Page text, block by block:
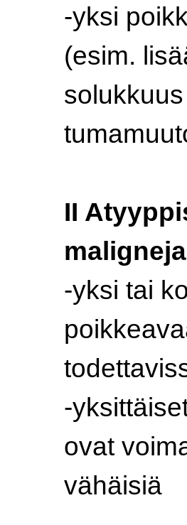
-yksi
(esim.
II
-yksi tai
-
ovat
vähäisiä